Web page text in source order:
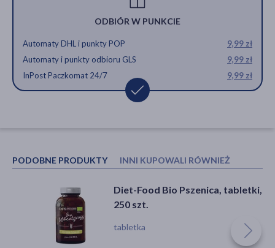
ODBIÓR W PUNKCIE
Automaty DHL i punkty POP
9,99 zł
Automaty i punkty odbioru GLS
9,99 zł
InPost Paczkomat 24/7
9,99 zł
PODOBNE PRODUKTY INNI KUPOWALI RÓWNIEŻ
Diet-Food Bio Pszenica, tabletki,
250 szt.
tabletka
Diet-Food, Bio, barley grass,
trawa jęczmienna, 200 g
proszek, jęczmień, pędy, trawa